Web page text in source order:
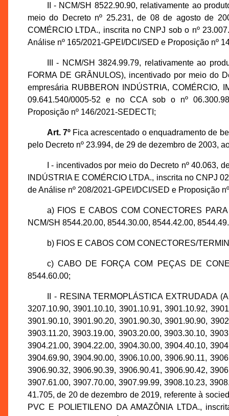
II - NCM/SH 8522.90.90, relativamente ao
meio do Decreto nº 25.231, de 08 de agosto de
COMÉRCIO LTDA., inscrita no CNPJ sob o nº
Análise nº 165/2021-GPEI/DCI/SED e Proposição nº
III - NCM/SH 3824.99.79, relativamente ao
FORMA DE GRÂNULOS), incentivado por meio do
empresária RUBBERON INDÚSTRIA, COMÉRCIO,
09.641.540/0005-52 e no CCA sob o nº
Proposição nº 146/2021-SEDECTI;
Art. 7ºFica acrescentado o enquadramento de
pelo Decreto nº 23.994, de 29 de dezembro de 2003,
I - incentivados por meio do Decreto nº 40.063,
INDÚSTRIA E COMÉRCIO LTDA., inscrita no CNPJ
de Análise nº 208/2021-GPEI/DCI/SED e Proposição
a) FIOS E CABOS COM CONECTORES
NCM/SH 8544.20.00, 8544.30.00, 8544.42.00,
b) FIOS E CABOS COM CONECTORES/
c) CABO DE FORÇA COM PEÇAS DE
8544.60.00;
II - RESINA TERMOPLÁSTICA EXTRUDADA
3207.10.90, 3901.10.10, 3901.10.91, 3901.10.92,
3901.90.10, 3901.90.20, 3901.90.30, 3901.90.90,
3903.11.20, 3903.19.00, 3903.20.00, 3903.30.10,
3904.21.00, 3904.22.00, 3904.30.00, 3904.40.10,
3904.69.90, 3904.90.00, 3906.10.00, 3906.90.11,
3906.90.32, 3906.90.39, 3906.90.41, 3906.90.42,
3907.61.00, 3907.70.00, 3907.99.99, 3908.10.23,
41.705, de 20 de dezembro de 2019, referente à
PVC E POLIETILENO DA AMAZÔNIA LTDA.,